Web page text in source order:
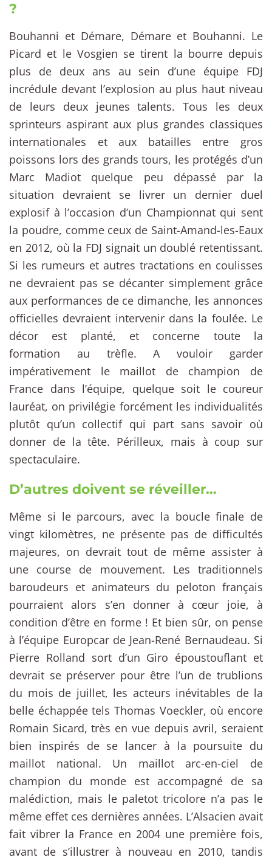
?
Bouhanni et Démare, Démare et Bouhanni. Le
Picard et le Vosgien se tirent la bourre depuis
plus de deux ans au sein d’une équipe FDJ
incrédule devant l’explosion au plus haut niveau
de leurs deux jeunes talents. Tous les deux
sprinteurs aspirant aux plus grandes classiques
internationales et aux batailles entre gros
poissons lors des grands tours, les protégés d’un
Marc Madiot quelque peu dépassé par la
situation devraient se livrer un dernier duel
explosif à l’occasion d’un Championnat qui sent
la poudre, comme ceux de Saint-Amand-les-Eaux
en 2012, où la FDJ signait un doublé retentissant.
Si les rumeurs et autres tractations en coulisses
ne devraient pas se décanter simplement grâce
aux performances de ce dimanche, les annonces
officielles devraient intervenir dans la foulée. Le
décor est planté, et concerne toute la
formation au trèfle. A vouloir garder
impérativement le maillot de champion de
France dans l’équipe, quelque soit le coureur
lauréat, on privilégie forcément les individualités
plutôt qu’un collectif qui part sans savoir où
donner de la tête. Périlleux, mais à coup sur
spectaculaire.
D’autres doivent se réveiller…
Même si le parcours, avec la boucle finale de
vingt kilomètres, ne présente pas de difficultés
majeures, on devrait tout de même assister à
une course de mouvement. Les traditionnels
baroudeurs et animateurs du peloton français
pourraient alors s’en donner à cœur joie, à
condition d’être en forme ! Et bien sûr, on pense
à l’équipe Europcar de Jean-René Bernaudeau. Si
Pierre Rolland sort d’un Giro époustouflant et
devrait se préserver pour être l’un de trublions
du mois de juillet, les acteurs inévitables de la
belle échappée tels Thomas Voeckler, où encore
Romain Sicard, très en vue depuis avril, seraient
bien inspirés de se lancer à la poursuite du
maillot national. Un maillot arc-en-ciel de
champion du monde est accompagné de sa
malédiction, mais le paletot tricolore n’a pas le
même effet ces dernières années. L’Alsacien avait
fait vibrer la France en 2004 une première fois,
avant de s’illustrer à nouveau en 2010, tandis